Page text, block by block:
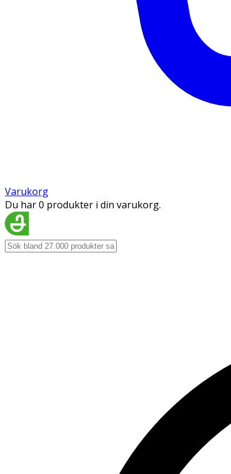
Varukorg
Du har 0 produkter i din varukorg.